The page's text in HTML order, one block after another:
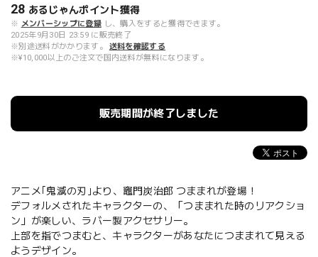
28 あるじゃんポイント獲得
※ メンバーシップに登録 し、購入をすると獲得できます。
2025年9月30日 23:59 に販売終了
※別途送料がかかります。
送料を確認する
※¥10,000以上のご注文で国内送料が無料になります。
販売期間が終了しました
アニメ｢鬼滅の刃｣より、竈門炭治郎 つままれが登場！
デフォルメされたキャラクターの、「つままれた時のリアクショ
ン」が楽しい、ラバー製アクセサリー。
上部を指でつまむと、キャラクターがあなたにつままれて見える
ようデザイン。